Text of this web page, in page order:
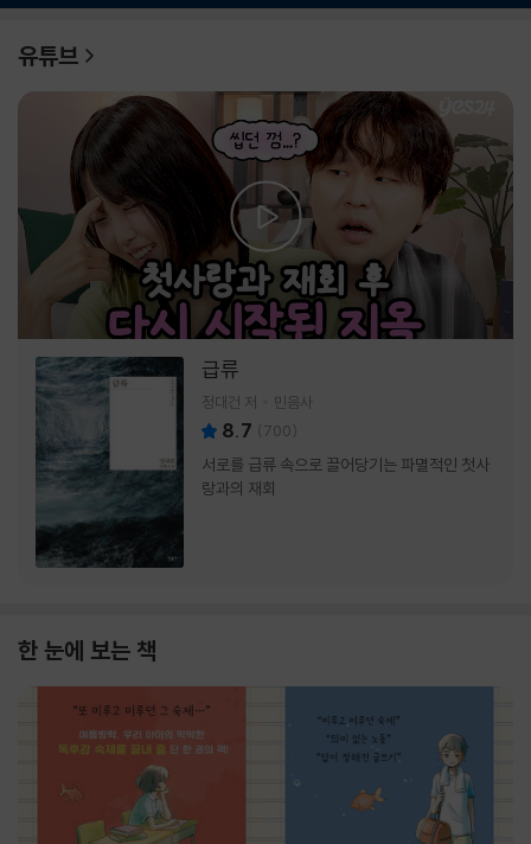
유튜브
급류
정대건 저 민음사
8.7 (700)
서로를 급류 속으로 끌어당기는 파멸적인 첫사
랑과의 재회
한 눈에 보는 책